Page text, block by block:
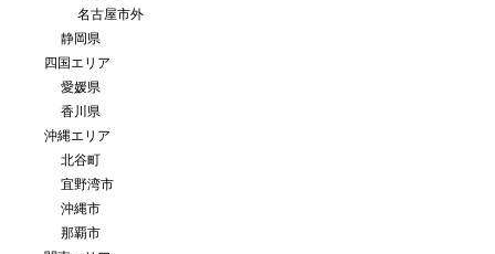
名古屋市外
静岡県
四国エリア
愛媛県
香川県
沖縄エリア
北谷町
宜野湾市
沖縄市
那覇市